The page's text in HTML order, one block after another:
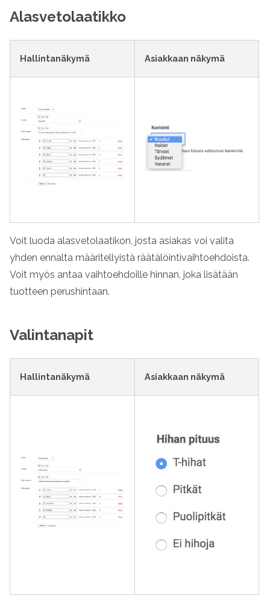
Alasvetolaatikko
Hallintanäkymä Asiakkaan näkymä
Voit luoda alasvetolaatikon, josta asiakas voi valita
yhden ennalta määritellyistä räätälöintivaihtoehdoista.
Voit myös antaa vaihtoehdoille hinnan, joka lisätään
tuotteen perushintaan.
Valintanapit
Hallintanäkymä Asiakkaan näkymä